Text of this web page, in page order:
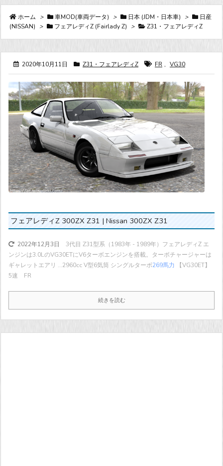
ホーム > 車MOD(車両データ) > 日本 (JDM・日本車) >
日産
(NISSAN)
> フェアレディZ (Fairlady Z) > Z31・フェアレディZ
2020年10月11日 Z31・フェアレディZ FR , VG30
フェアレディZ 300ZX Z31 | Nissan 300ZX Z31
2022年12月3日
3代目 Z31型系（1983年 - 1989年）フェアレディZ エ
ンジンは3.0LのVG30ETにV6ターボエンジンを搭載。ターボチャージャーは
ギャレットエアリ ...2960cc V型6気筒 シングルターボ269馬力 【VG30ET】
5速 FR
続きを読む